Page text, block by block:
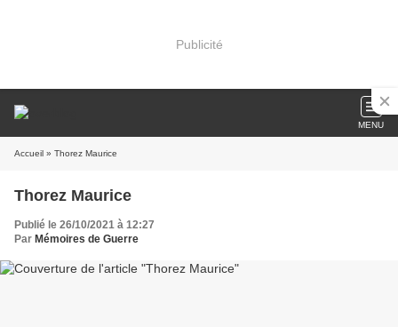
Publicité
MENU
Accueil » Thorez Maurice
Thorez Maurice
Publié le 26/10/2021 à 12:27
Par Mémoires de Guerre